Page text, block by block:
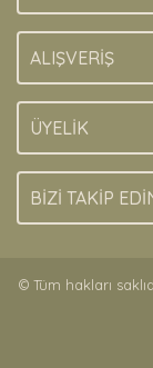
ALIŞVERİŞ
ÜYELİK
BİZİ TAKİP
© Tüm hakları